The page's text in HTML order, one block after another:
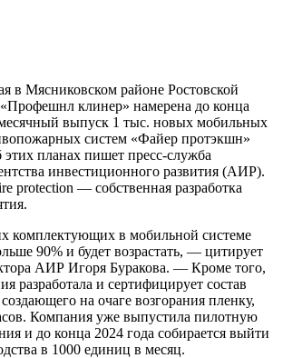
в Мясниковском районе Ростовской
клинер» намерена до конца
выпуск 1 тыс. новых мобильных
систем «Файер протэкшн»
планах пишет пресс-служба
инвестиционного развития (АИР).
protection — собственная разработка
комплектующих в мобильной системе
90% и будет возрастать, — цитирует
АИР Игоря Буракова. — Кроме того,
разработала и сертифицирует состав
на очаге возгорания пленку,
Компания уже выпустила пилотную
и до конца 2024 года собирается выйти
в 1000 единиц в месяц.